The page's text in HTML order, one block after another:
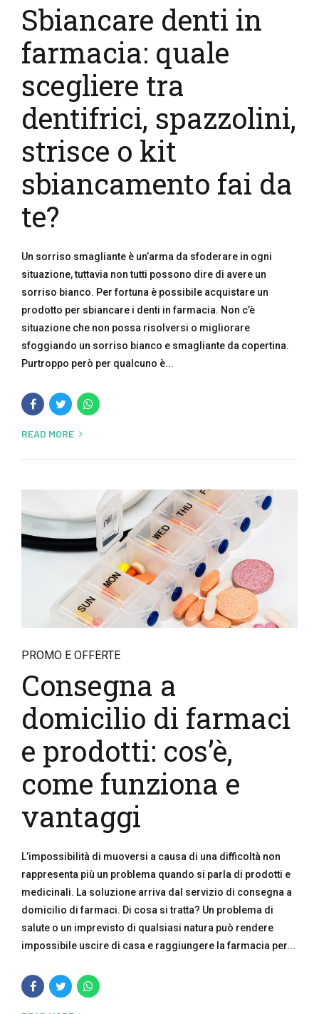
Sbiancare denti in
farmacia: quale
scegliere tra
dentifrici, spazzolini,
strisce o kit
sbiancamento fai da
te?
Un sorriso smagliante è un’arma da sfoderare in ogni
situazione, tuttavia non tutti possono dire di avere un
sorriso bianco. Per fortuna è possibile acquistare un
prodotto per sbiancare i denti in farmacia. Non c’è
situazione che non possa risolversi o migliorare
sfoggiando un sorriso bianco e smagliante da copertina.
Purtroppo però per qualcuno è...
READ MORE
PROMO E OFFERTE
Consegna a
domicilio di farmaci
e prodotti: cos’è,
come funziona e
vantaggi
L’impossibilità di muoversi a causa di una difficoltà non
rappresenta più un problema quando si parla di prodotti e
medicinali. La soluzione arriva dal servizio di consegna a
domicilio di farmaci. Di cosa si tratta? Un problema di
salute o un imprevisto di qualsiasi natura può rendere
impossibile uscire di casa e raggiungere la farmacia per...